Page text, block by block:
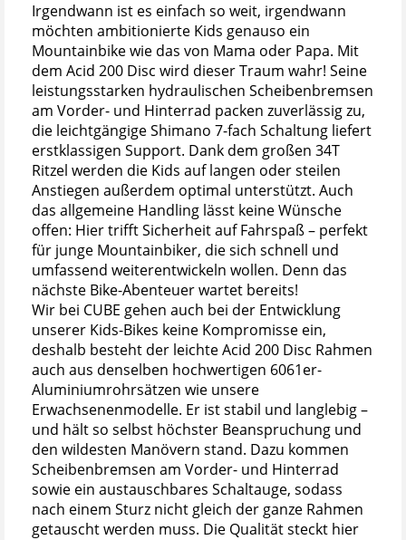
Irgendwann ist es einfach so weit, irgendwann
möchten ambitionierte Kids genauso ein
Mountainbike wie das von Mama oder Papa. Mit
dem Acid 200 Disc wird dieser Traum wahr! Seine
leistungsstarken hydraulischen Scheibenbremsen
am Vorder- und Hinterrad packen zuverlässig zu,
die leichtgängige Shimano 7-fach Schaltung liefert
erstklassigen Support. Dank dem großen 34T
Ritzel werden die Kids auf langen oder steilen
Anstiegen außerdem optimal unterstützt. Auch
das allgemeine Handling lässt keine Wünsche
offen: Hier trifft Sicherheit auf Fahrspaß – perfekt
für junge Mountainbiker, die sich schnell und
umfassend weiterentwickeln wollen. Denn das
nächste Bike-Abenteuer wartet bereits!
Wir bei CUBE gehen auch bei der Entwicklung
unserer Kids-Bikes keine Kompromisse ein,
deshalb besteht der leichte Acid 200 Disc Rahmen
auch aus denselben hochwertigen 6061er-
Aluminiumrohrsätzen wie unsere
Erwachsenenmodelle. Er ist stabil und langlebig –
und hält so selbst höchster Beanspruchung und
den wildesten Manövern stand. Dazu kommen
Scheibenbremsen am Vorder- und Hinterrad
sowie ein austauschbares Schaltauge, sodass
nach einem Sturz nicht gleich der ganze Rahmen
getauscht werden muss. Die Qualität steckt hier